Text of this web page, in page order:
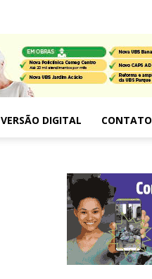
VERSÃO DIGITAL CONTATO